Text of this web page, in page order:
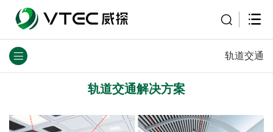
轨道交通
轨道交通解决方案